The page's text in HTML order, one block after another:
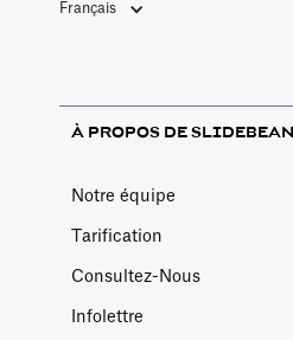
Français
À PROPOS DE SLIDEBEAN
Notre équipe
Tarification
Consultez-Nous
Infolettre